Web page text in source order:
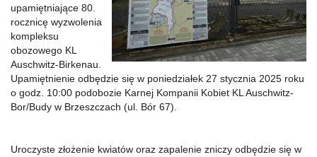
upamiętniające 80.
rocznicę wyzwolenia
kompleksu
obozowego KL
Auschwitz-Birkenau.
Upamiętnienie odbędzie się w poniedziałek 27 stycznia 2025 roku
o godz. 10:00 podobozie Karnej Kompanii Kobiet KL Auschwitz-
Bor/Budy w Brzeszczach (ul. Bór 67).
Uroczyste złożenie kwiatów oraz zapalenie zniczy odbędzie się w